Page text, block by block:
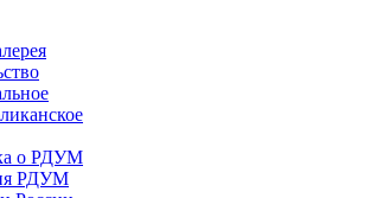
о РДУМ
РДУМ